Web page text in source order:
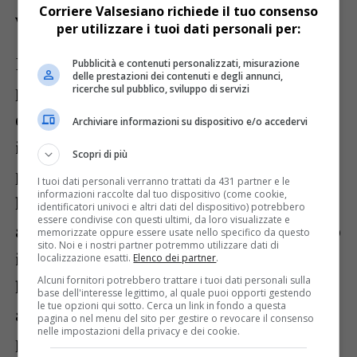
volenterose».
Il corso base non è altro che il primo passo
per entrare a far parte dell’associazione,
dopodiché ogni volontario potrà costruirsi
il suo personale percorso che potrà
portarlo a ricoprire diversi ruoli, attraverso
le sei aree di lavoro. Il corso è gratuito e
aperto a tutti coloro che abbiano compiuto
il 14esimo anno di età e prevede 26 ore di
lezioni teoriche totali suddivise in due
appuntamenti settimanali, il lunedì sera in
presenza nella sede in via Della Bianca a
Corriere Valsesiano richiede il tuo consenso
per utilizzare i tuoi dati personali per:
Pubblicità e contenuti personalizzati, misurazione
delle prestazioni dei contenuti e degli annunci,
ricerche sul pubblico, sviluppo di servizi
Archiviare informazioni su dispositivo e/o accedervi
Scopri di più
I tuoi dati personali verranno trattati da 431 partner e le
informazioni raccolte dal tuo dispositivo (come cookie,
identificatori univoci e altri dati del dispositivo) potrebbero
essere condivise con questi ultimi, da loro visualizzate e
memorizzate oppure essere usate nello specifico da questo
sito. Noi e i nostri partner potremmo utilizzare dati di
localizzazione esatti. Elenco dei partner.
Alcuni fornitori potrebbero trattare i tuoi dati personali sulla
base dell'interesse legittimo, al quale puoi opporti gestendo
le tue opzioni qui sotto. Cerca un link in fondo a questa
pagina o nel menu del sito per gestire o revocare il consenso
nelle impostazioni della privacy e dei cookie.